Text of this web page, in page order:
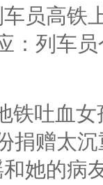
员高铁
：列车
铁吐血
捐赠太
她的病